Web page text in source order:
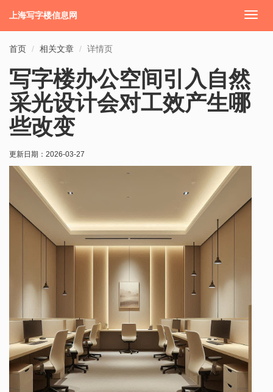
切
上海写字楼信息网
首页 相关文章 详情页
写字楼办公空间引入自然
采光设计会对工效产生哪
些改变
更新日期： 2026-03-27